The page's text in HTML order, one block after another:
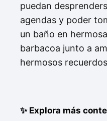
puedan
agendas y poder
un baño en
barbacoa junto a
hermosos
✨ Explora más